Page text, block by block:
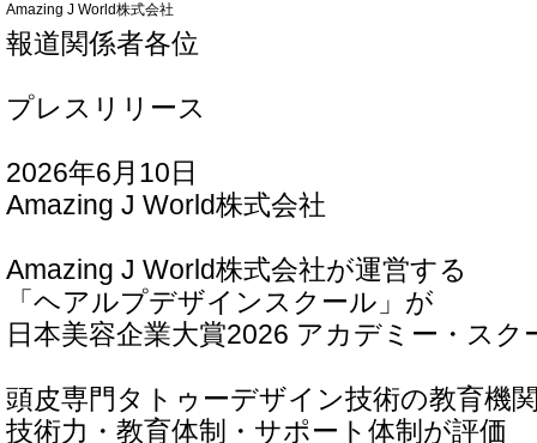
Amazing J World株式会社
報道関係者各位
プレスリリース
2026年6月10日
Amazing J World株式会社
Amazing J World株式会社が運営する
「ヘアルプデザインスクール」が
日本美容企業大賞2026 アカデミー・スク
頭皮専門タトゥーデザイン技術の教育機
技術力・教育体制・サポート体制が評価